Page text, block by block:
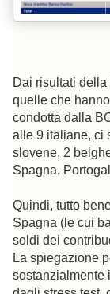
Dai risultati
quelle che
condotta dalla
alle 9 italiane, ci
slovene, 2
Spagna,
Quindi, tutto
Spagna (le cui
soldi dei
La spiegazione
sostanzialmente